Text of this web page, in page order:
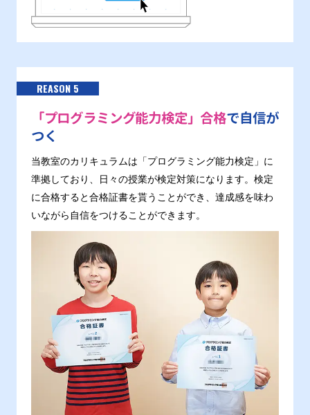
REASON 5
「プログラミング能力検定」合格で自信が
つく
当教室のカリキュラムは「プログラミング能力検定」に
準拠しており、日々の授業が検定対策になります。検定
に合格すると合格証書を貰うことができ、達成感を味わ
いながら自信をつけることができます。